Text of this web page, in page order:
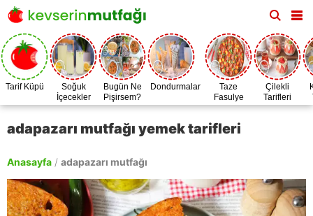
Tarif Küpü
Soğuk
İçecekler
Bugün Ne
Pişirsem?
Dondurmalar
Taze
Fasulye
Zamanı
Çilekli
Tarifleri
adapazarı mutfağı yemek tarifleri
Anasayfa / adapazarı mutfağı